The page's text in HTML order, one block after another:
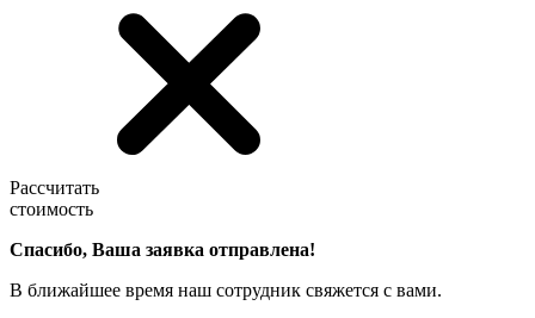
Рассчитать
стоимость
Спасибо, Ваша заявка отправлена!
В ближайшее время наш сотрудник свяжется с вами.